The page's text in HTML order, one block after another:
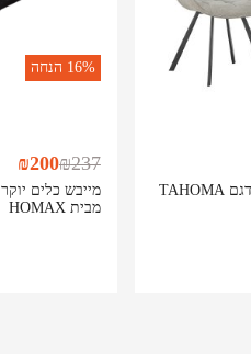
סט 4 כסאות מרופדים לפינת אוכל דגם TAHOMA
16% הנחה
מייבש כלים
מבית HOMAX
₪237
₪200